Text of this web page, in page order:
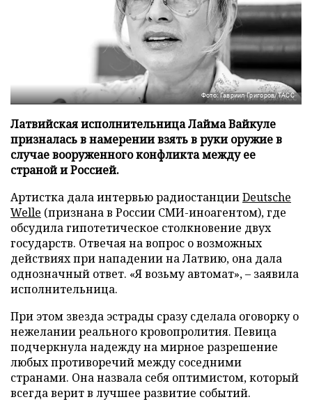
Фото: Гавриил Григоров/ТАСС
Латвийская исполнительница Лайма Вайкуле
призналась в намерении взять в руки оружие в
случае вооруженного конфликта между ее
страной и Россией.
Артистка дала интервью радиостанцииDeutsche
Welle (признана в России СМИ-иноагентом), где
обсудила гипотетическое столкновение двух
государств. Отвечая на вопрос о возможных
действиях при нападении на Латвию, она дала
однозначный ответ. «Я возьму автомат», – заявила
исполнительница.
При этом звезда эстрады сразу сделала оговорку о
нежелании реального кровопролития. Певица
подчеркнула надежду на мирное разрешение
любых противоречий между соседними
странами. Она назвала себя оптимистом, который
всегда верит в лучшее развитие событий.